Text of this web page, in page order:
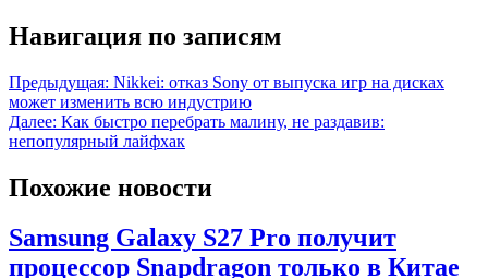
Навигация по записям
Предыдущая: Nikkei: отказ Sony от выпуска игр на дисках
может изменить всю индустрию
Далее: Как быстро перебрать малину, не раздавив:
непопулярный лайфхак
Похожие новости
Samsung Galaxy S27 Pro получит
процессор Snapdragon только в Китае